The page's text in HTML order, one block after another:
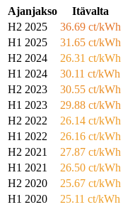
Ajanjakso Itävalta
H2 2025
36.69 ct/kWh
H1 2025
31.65 ct/kWh
H2 2024
26.31 ct/kWh
H1 2024
30.11 ct/kWh
H2 2023
30.55 ct/kWh
H1 2023
29.88 ct/kWh
H2 2022
26.14 ct/kWh
H1 2022
26.16 ct/kWh
H2 2021
27.87 ct/kWh
H1 2021
26.50 ct/kWh
H2 2020
25.67 ct/kWh
H1 2020
25.11 ct/kWh